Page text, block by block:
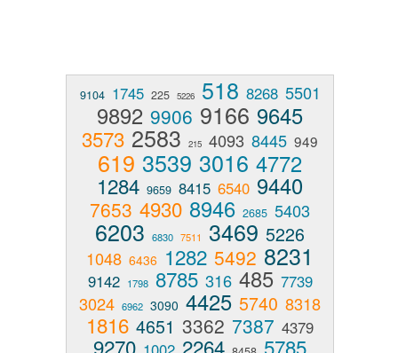
9104 1745 225 5226 518 8268 5501
9892 9906 9166 9645
3573 2583 215 4093 8445 949
619 3539 3016 4772
1284 9659 8415 6540 9440
7653 4930 8946 2685 5403
6203 6830 7511 3469 5226
1048 6436 1282 5492 8231
9142 1798 8785 316 485 7739
3024 6962 3090 4425 5740 8318
1816 4651 3362 7387 4379
9270 2264 5785